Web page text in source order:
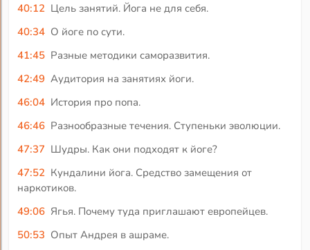
40:12 Цель занятий. Йога не для себя.
40:34 О йоге по сути.
41:45 Разные методики саморазвития.
42:49 Аудитория на занятиях йоги.
46:04 История про попа.
46:46 Разнообразные течения. Ступеньки эволюции.
47:37 Шудры. Как они подходят к йоге?
47:52 Кундалини йога. Средство замещения от
наркотиков.
49:06 Ягья. Почему туда приглашают европейцев.
50:53 Опыт Андрея в ашраме.